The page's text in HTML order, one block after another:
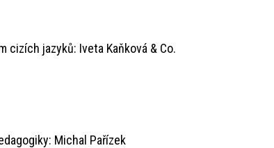
jazyků: Iveta Kaňková & Co.
Michal Pařízek